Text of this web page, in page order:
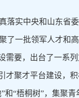
实中央和山东省
一批领军人才和
要，出台了一系
聚才平台建设，
“梧桐树”，集聚